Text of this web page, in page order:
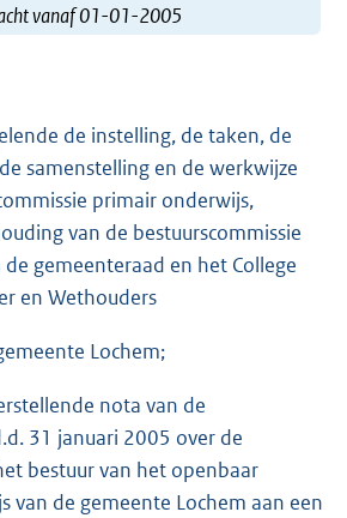
vanaf 01-01-2005
de instelling, de taken, de
samenstelling en de werkwijze
primair onderwijs,
van de bestuurscommissie
gemeenteraad en het College
en Wethouders
Lochem;
nota van de
31 januari 2005 over de
bestuur van het openbaar
van de gemeente Lochem aan een